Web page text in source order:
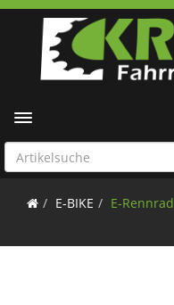
Toggle navigation
E-BIKE E-Rennrad